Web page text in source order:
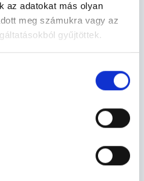
az adatokat más olyan
meg számukra vagy az
gyűjtöttek.
info/foglaljorvost-